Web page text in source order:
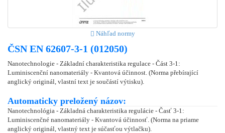
Náhľad normy
ČSN EN 62607-3-1 (012050)
Nanotechnologie - Základní charakteristika regulace - Část 3-1:
Luminiscenční nanomateriály - Kvantová účinnost. (Norma přebírající
anglický originál, vlastní text je součástí výtisku).
Automaticky preložený názov:
Nanotechnológia - Základná charakteristika regulácie - Časť 3-1:
Luminiscenčné nanomateriály - Kvantová účinnosť. (Norma na priame
anglický originál, vlastný text je súčasťou výtlačku).